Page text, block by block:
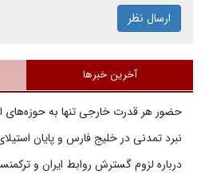
ارسال نظر
آخرین خبرها
حضور هر قدرت خارجی تنها به حوزه‌های
نبرد تمدنی در خلیج فارس و پایان
درباره لزوم گسترش روابط ایران و